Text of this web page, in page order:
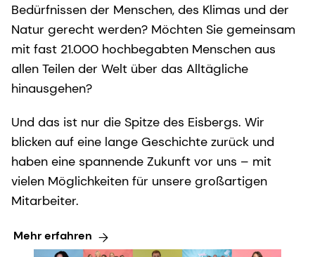
Bedürfnissen der Menschen, des Klimas und der
Natur gerecht werden? Möchten Sie gemeinsam
mit fast 21.000 hochbegabten Menschen aus
allen Teilen der Welt über das Alltägliche
hinausgehen?
Und das ist nur die Spitze des Eisbergs. Wir
blicken auf eine lange Geschichte zurück und
haben eine spannende Zukunft vor uns – mit
vielen Möglichkeiten für unsere großartigen
Mitarbeiter.
Mehr erfahren